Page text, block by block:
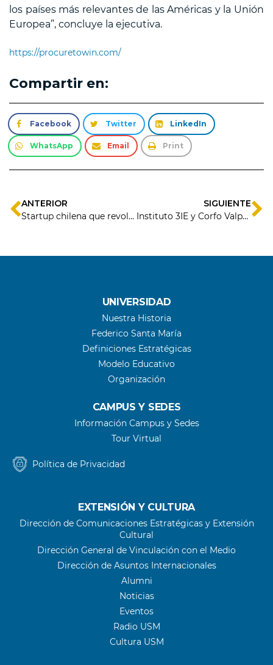
los países más relevantes de las Américas y la Unión
Europea”, concluye la ejecutiva.
https://procuretowin.com/
Compartir en:
Facebook Twitter LinkedIn
WhatsApp Email Print
ANTERIOR
Startup chilena que revoluciona la gestión de turnos de trabajo se expande por América Latina
SIGUIENTE
Instituto 3IE y Corfo Valparaíso articulan estrategias para potenciar el emprendimiento y la innovación en la región
UNIVERSIDAD
Nuestra Historia
Federico Santa María
Definiciones Estratégicas
Modelo Educativo
Organización
CAMPUS Y SEDES
Información Campus y Sedes
Tour Virtual
Política de Privacidad
EXTENSIÓN Y CULTURA
Dirección de Comunicaciones Estratégicas y Extensión
Cultural
Dirección General de Vinculación con el Medio
Dirección de Asuntos Internacionales
Alumni
Noticias
Eventos
Radio USM
Cultura USM